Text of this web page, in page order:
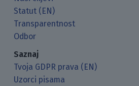
Statut (EN)
Transparentnost
Odbor
Saznaj
Tvoja GDPR prava (EN)
Uzorci pisama